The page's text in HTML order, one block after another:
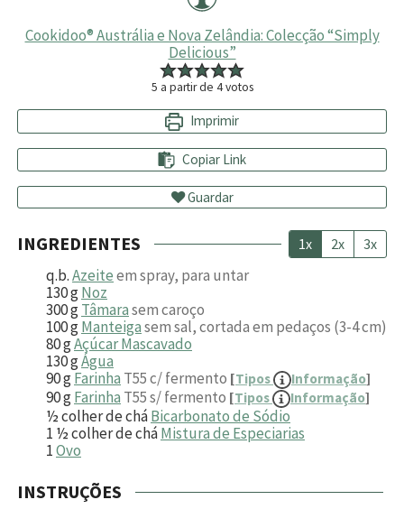
Cookidoo® Austrália e Nova Zelândia: Colecção “Simply
Delicious”
5 a partir de 4votos
Imprimir
Copiar Link
Guardar
INGREDIENTES 1x 2x 3x
q.b.Azeiteem spray, para untar
130gNoz
300gTâmarasem caroço
100gManteigasem sal, cortada em pedaços (3-4 cm)
80gAçúcar Mascavado
130gÁgua
90gFarinha T55 c/ fermento [Tipos Informação]
90gFarinha T55 s/ fermento [Tipos Informação]
½colher de cháBicarbonato de Sódio
1 ½colher de cháMistura de Especiarias
1Ovo
INSTRUÇÕES